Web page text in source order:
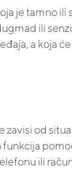
je tamno ili
ili
a koja
od
ili